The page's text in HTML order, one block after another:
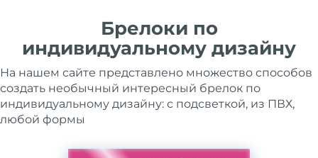
Брелоки по
индивидуальному дизайну
На нашем сайте представлено множество способов
создать необычный интересный брелок по
индивидуальному дизайну: с подсветкой, из ПВХ,
любой формы